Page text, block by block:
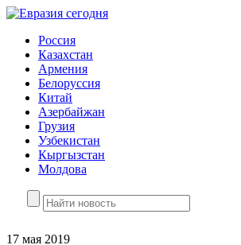
Россия
Казахстан
Армения
Белоруссия
Китай
Азербайжан
Грузия
Узбекистан
Кыргызстан
Молдова
17 мая 2019